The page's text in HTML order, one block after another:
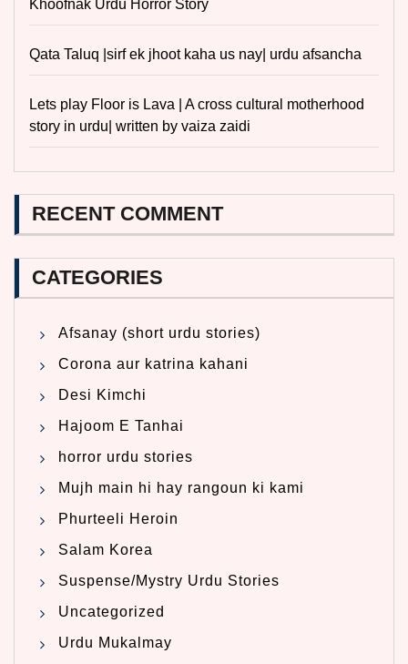
Khoofnak Urdu Horror Story
Qata Taluq |sirf ek jhoot kaha us nay| urdu afsancha
Lets play Floor is Lava | A cross cultural motherhood
story in urdu| written by vaiza zaidi
RECENT COMMENT
CATEGORIES
Afsanay (short urdu stories)
Corona aur katrina kahani
Desi Kimchi
Hajoom E Tanhai
horror urdu stories
Mujh main hi hay rangoun ki kami
Phurteeli Heroin
Salam Korea
Suspense/Mystry Urdu Stories
Uncategorized
Urdu Mukalmay